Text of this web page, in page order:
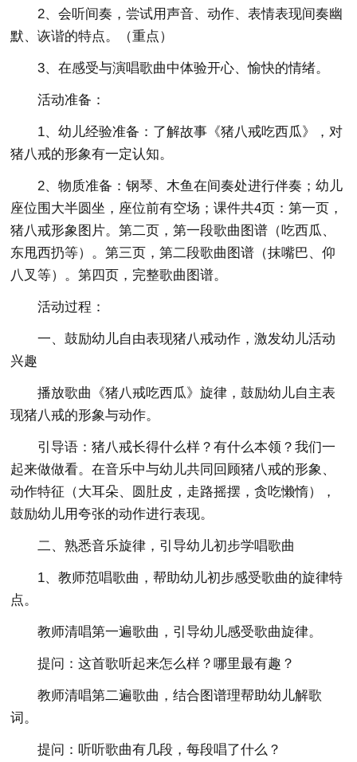
2、会听间奏，尝试用声音、动作、表情表现间奏幽
默、诙谐的特点。（重点）
3、在感受与演唱歌曲中体验开心、愉快的情绪。
活动准备：
1、幼儿经验准备：了解故事《猪八戒吃西瓜》，对
猪八戒的形象有一定认知。
2、物质准备：钢琴、木鱼在间奏处进行伴奏；幼儿
座位围大半圆坐，座位前有空场；课件共4页：第一页，
猪八戒形象图片。第二页，第一段歌曲图谱（吃西瓜、
东甩西扔等）。第三页，第二段歌曲图谱（抹嘴巴、仰
八叉等）。第四页，完整歌曲图谱。
活动过程：
一、鼓励幼儿自由表现猪八戒动作，激发幼儿活动
兴趣
播放歌曲《猪八戒吃西瓜》旋律，鼓励幼儿自主表
现猪八戒的形象与动作。
引导语：猪八戒长得什么样？有什么本领？我们一
起来做做看。在音乐中与幼儿共同回顾猪八戒的形象、
动作特征（大耳朵、圆肚皮，走路摇摆，贪吃懒惰），
鼓励幼儿用夸张的动作进行表现。
二、熟悉音乐旋律，引导幼儿初步学唱歌曲
1、教师范唱歌曲，帮助幼儿初步感受歌曲的旋律特
点。
教师清唱第一遍歌曲，引导幼儿感受歌曲旋律。
提问：这首歌听起来怎么样？哪里最有趣？
教师清唱第二遍歌曲，结合图谱理帮助幼儿解歌
词。
提问：听听歌曲有几段，每段唱了什么？